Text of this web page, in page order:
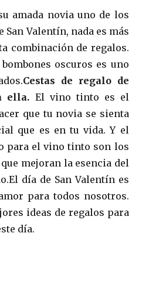
amada novia uno de los
Valentín, nada es más
combinación de regalos.
oscuros es uno
Cestas de regalo de
ella. El vino tinto es el
que tu novia se sienta
que es en tu vida. Y el
para el vino tinto son los
mejoran la esencia del
día de San Valentín es
para todos nosotros.
ideas de regalos para
día.